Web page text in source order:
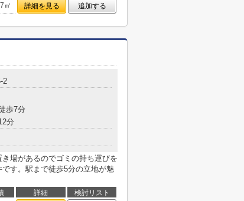
㎡ 詳細を見る 追加する
2
歩7分
分
場があるのでゴミの持ち運びを
す。駅まで徒歩5分の立地が魅
詳細
検討リスト